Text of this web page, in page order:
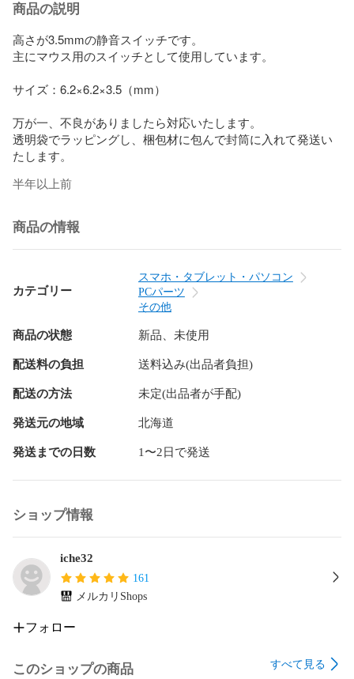
商品の説明
高さが3.5mmの静音スイッチです。
主にマウス用のスイッチとして使用しています。
サイズ：6.2×6.2×3.5（mm）
万が一、不良がありましたら対応いたします。
透明袋でラッピングし、梱包材に包んで封筒に入れて発送い
たします。
半年以上前
商品の情報
カテゴリー
スマホ・タブレット・パソコン
PCパーツ
その他
商品の状態 新品、未使用
配送料の負担 送料込み(出品者負担)
配送の方法 未定(出品者が手配)
発送元の地域 北海道
発送までの日数 1〜2日で発送
ショップ情報
iche32
161
メルカリShops
フォロー
このショップの商品 すべて見る